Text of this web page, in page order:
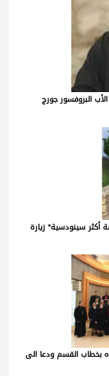
البروفسور جورج
سينودسية* زيارة
بخطاب القسم ودعا الى